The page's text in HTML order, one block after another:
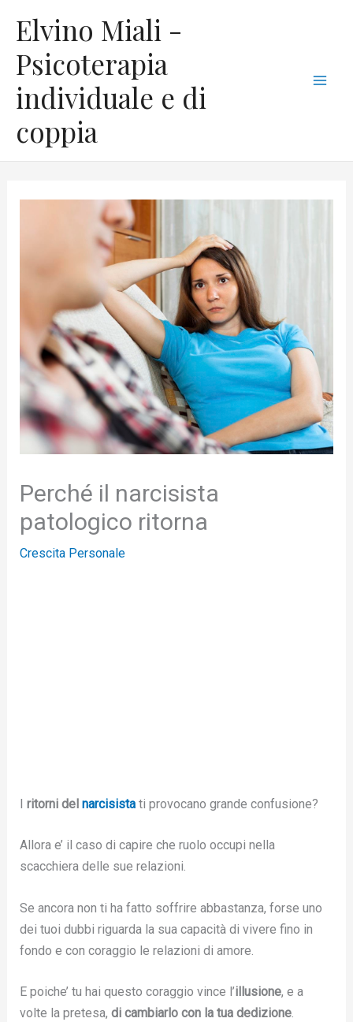
contenuto
Elvino Miali -
Psicoterapia
individuale e di
coppia
Perché il narcisista
patologico ritorna
Crescita Personale
I ritorni del narcisista ti provocano grande confusione?
Allora e’ il caso di capire che ruolo occupi nella
scacchiera delle sue relazioni.
Se ancora non ti ha fatto soffrire abbastanza, forse uno
dei tuoi dubbi riguarda la sua capacità di vivere fino in
fondo e con coraggio le relazioni di amore.
E poiche’ tu hai questo coraggio vince l’illusione, e a
volte la pretesa, di cambiarlo con la tua dedizione.
a
t
e
g
o
r